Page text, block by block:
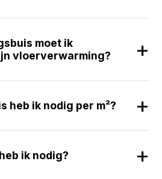
moet ik
vloerverwarming?
heb ik nodig per m²?
ik nodig?